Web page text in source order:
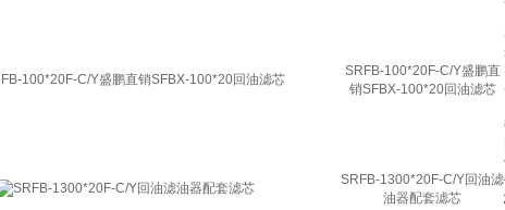
SRFB-100*20F-C/Y盛鹏直
销SFBX-100*20回油滤芯
SRFB-1300*20F-C/Y回油滤
油器配套滤芯